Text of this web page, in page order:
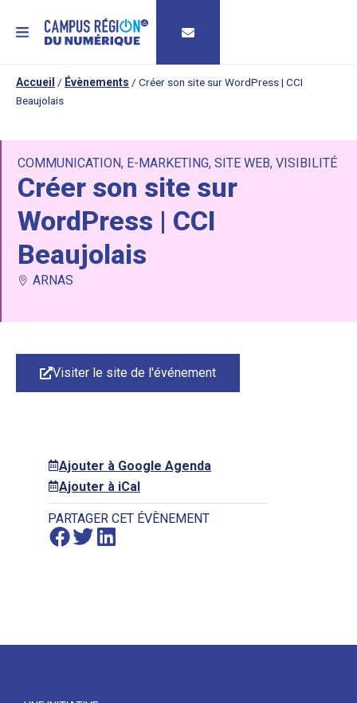
MENU
Accueil / Évènements / Créer son site sur WordPress | CCI
Beaujolais
COMMUNICATION, E-MARKETING, SITE WEB, VISIBILITÉ
Créer son site sur
WordPress | CCI
Beaujolais
ARNAS
Visiter le site de l'événement
Ajouter à Google Agenda
Ajouter à iCal
PARTAGER CET ÉVÈNEMENT